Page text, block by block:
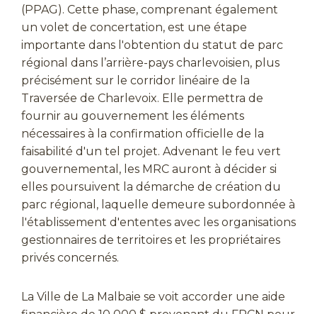
(PPAG). Cette phase, comprenant également
un volet de concertation, est une étape
importante dans l'obtention du statut de parc
régional dans l’arrière-pays charlevoisien, plus
précisément sur le corridor linéaire de la
Traversée de Charlevoix. Elle permettra de
fournir au gouvernement les éléments
nécessaires à la confirmation officielle de la
faisabilité d'un tel projet. Advenant le feu vert
gouvernemental, les MRC auront à décider si
elles poursuivent la démarche de création du
parc régional, laquelle demeure subordonnée à
l'établissement d'ententes avec les organisations
gestionnaires de territoires et les propriétaires
privés concernés.
La Ville de La Malbaie se voit accorder une aide